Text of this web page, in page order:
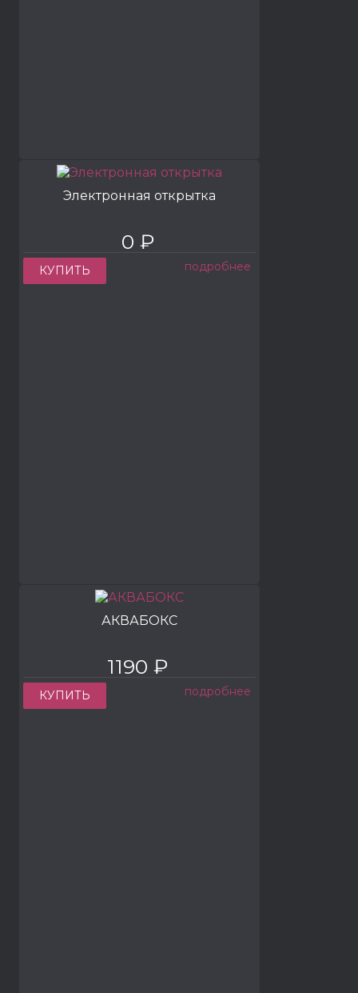
Электронная открытка
0 ₽
КУПИТЬ подробнее
АКВАБОКС
1190 ₽
КУПИТЬ подробнее